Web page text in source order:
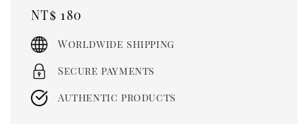
Regular
price
NT$ 180
Worldwide shipping
Secure payments
Authentic products